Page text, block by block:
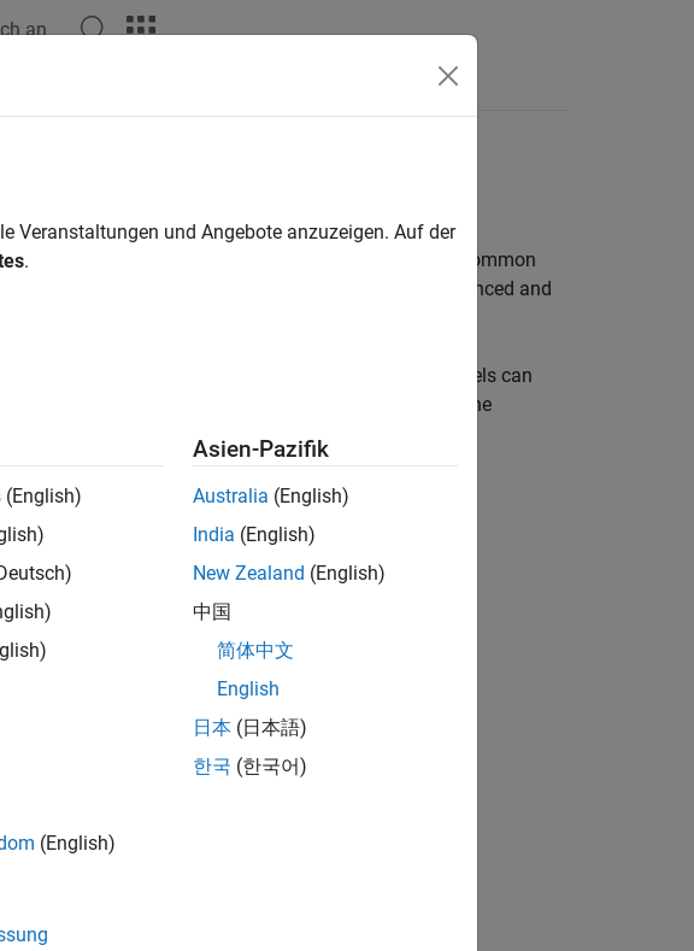
an
library that is configured for reuse
that you can configure for function reuse. To reuse common
within a single model, across multiple referenced and
code for a set of reusable components that models can
specify a set of function interfaces that lock down the
Across Models
subsystems that models share.
code.
was this information?
Veranstaltungen und Angebote anzuzeigen. Auf der
.
(English)
(English)
Asien-Pazifik
Australia (English)
India (English)
New Zealand (English)
中国
简体中文
English
日本 (日本語)
한국 (한국어)